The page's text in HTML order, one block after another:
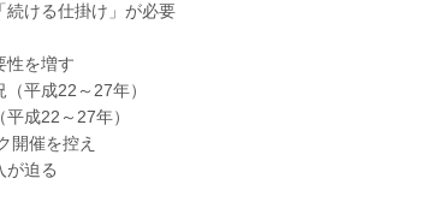
ける仕掛け」が必要
を増す
平成22～27年）
成22～27年）
催を控え
迫る